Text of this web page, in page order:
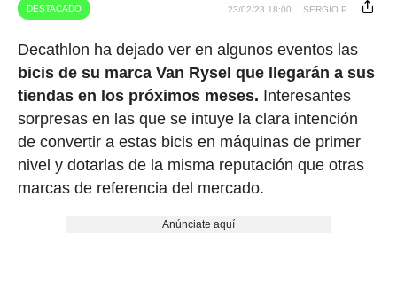
DESTACADO 23/02/23 18:00 SERGIO P.
Decathlon ha dejado ver en algunos eventos las
bicis de su marca Van Rysel que llegarán a sus
tiendas en los próximos meses. Interesantes
sorpresas en las que se intuye la clara intención
de convertir a estas bicis en máquinas de primer
nivel y dotarlas de la misma reputación que otras
marcas de referencia del mercado.
Anúnciate aquí